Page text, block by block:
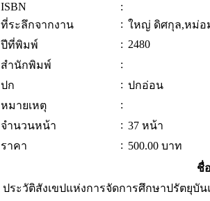
ISBN
:
ที่ระลึกจากงาน
: ใหญ่ ดิศกุล,หม่อ
ปีที่พิมพ์
: 2480
สำนักพิมพ์
:
ปก
: ปกอ่อน
หมายเหตุ
:
จำนวนหน้า
: 37 หน้า
ราคา
: 500.00 บาท
ชื่
ประวัติสังเขปแห่งการจัดการศึกษาปรัตยุ